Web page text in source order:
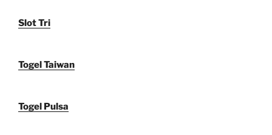
Slot Tri
Togel Taiwan
Togel Pulsa